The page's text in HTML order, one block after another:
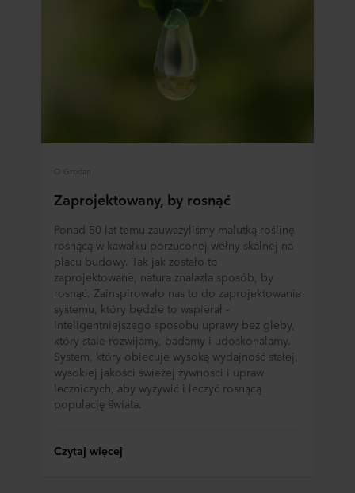
plików cookie można znaleźć w rozdziale „Informacje”,
zaś na temat przetwarzania przez nas danych
Polityce prywatności
między innymi, która konkretnie spółka ROCKWOOL jest
administratorem Twoim danych osobowych.
O Grodan
Zaprojektowany, by rosnąć
Ponad 50 lat temu zauważyliśmy malutką roślinę
rosnącą w kawałku porzuconej wełny skalnej na
placu budowy. Tak jak zostało to
zaprojektowane, natura znalazła sposób, by
rosnąć. Zainspirowało nas to do zaprojektowania
systemu, który będzie to wspierał -
inteligentniejszego sposobu uprawy bez gleby,
który stale rozwijamy, badamy i udoskonalamy.
System, który obiecuje wysoką wydajność stałej,
wysokiej jakości świeżej żywności i upraw
leczniczych, aby wyżywić i leczyć rosnącą
populację świata.
Czytaj więcej